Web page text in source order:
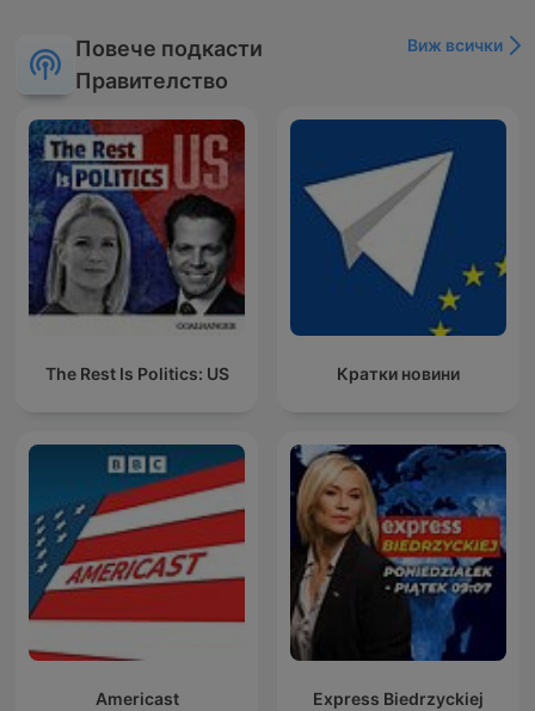
Повече подкасти
Правителство
Виж всички
The Rest Is Politics: US Кратки новини
Americast Express Biedrzyckiej